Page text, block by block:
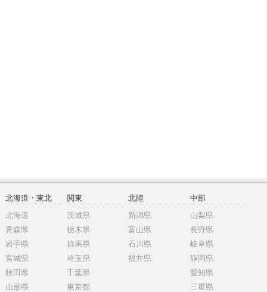
北海道・東北
北海道
青森県
岩手県
宮城県
秋田県
山形県
関東
茨城県
栃木県
群馬県
埼玉県
千葉県
東京都
北陸
新潟県
富山県
石川県
福井県
中部
山梨県
長野県
岐阜県
静岡県
愛知県
三重県